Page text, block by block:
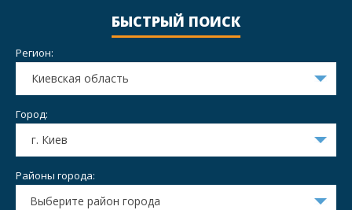
БЫСТРЫЙ ПОИСК
Регион:
Киевская область
Город:
г. Киев
Районы города:
Выберите район города